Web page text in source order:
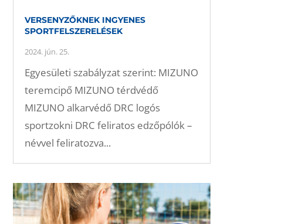
VERSENYZŐKNEK INGYENES
SPORTFELSZERELÉSEK
2024. jún. 25.
Egyesületi szabályzat szerint: MIZUNO
teremcipő MIZUNO térdvédő
MIZUNO alkarvédő DRC logós
sportzokni DRC feliratos edzőpólók –
névvel feliratozva...